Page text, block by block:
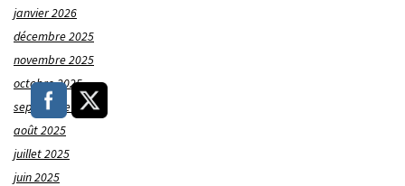
janvier 2026
décembre 2025
novembre 2025
octobre 2025
septembre 2025
août 2025
juillet 2025
juin 2025